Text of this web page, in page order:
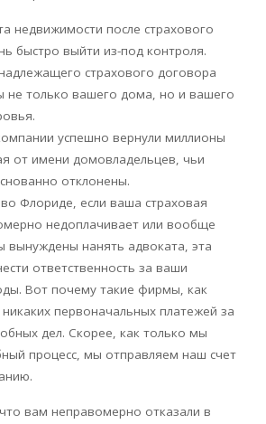
недвижимости после страхового
быстро выйти из-под контроля.
страхового договора
не только вашего дома, но и вашего
успешно вернули миллионы
от имени домовладельцев, чьи
отклонены.
Флориде, если ваша страховая
недоплачивает или вообще
вынуждены нанять адвоката, эта
ответственность за ваши
Вот почему такие фирмы, как
первоначальных платежей за
дел. Скорее, как только мы
процесс, мы отправляем наш счет
вам неправомерно отказали в